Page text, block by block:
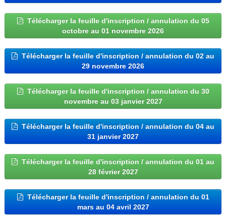
Télécharger la feuille d'inscription / annulation du 05
octobre au 01 novembre 2026
Télécharger la feuille d'inscription / annulation du 02 au
29 novembre 2026
Télécharger la feuille d'inscription / annulation du 30
novembre au 03 janvier 2027
Télécharger la feuille d'inscription / annulation du 04 au
31 janvier 2027
Télécharger la feuille d'inscription / annulation du 01 au
28 février 2027
Télécharger la feuille d'inscription / annulation du 01
mars au 04 avril 2027